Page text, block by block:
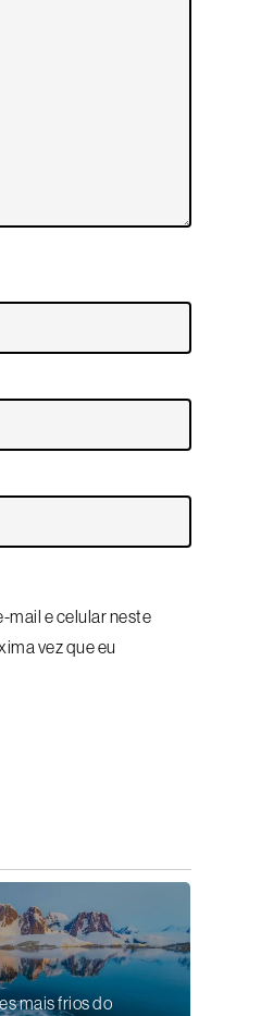
mail e celular neste
vez que eu
mais frios do